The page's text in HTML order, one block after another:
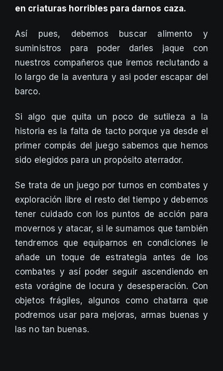
en criaturas horribles para darnos caza.
Así pues, debemos buscar alimento y
suministros para poder darles jaque con
nuestros compañeros que iremos reclutando a
lo largo de la aventura y asi poder escapar del
barco.
Si algo que quita un poco de sutileza a la
historia es la falta de tacto porque ya desde el
primer compás del juego sabemos que hemos
sido elegidos para un propósito aterrador.
Se trata de un juego por turnos en combates y
exploración libre el resto del tiempo y debemos
tener cuidado con los puntos de acción para
movernos y atacar, si le sumamos que también
tendremos que equiparnos en condiciones le
añade un toque de estrategia antes de los
combates y así poder seguir ascendiendo en
esta vorágine de locura y desesperación. Con
objetos frágiles, algunos como chatarra que
podremos usar para mejoras, armas buenas y
las no tan buenas.